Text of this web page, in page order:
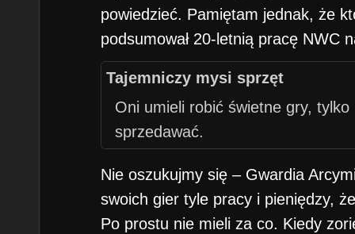
powiedzieć. Pamiętam jednak, że
podsumował 20-letnią pracę NWC
Tajemniczy mysi sprzęt
Oni umieli robić świetne gry, tylko
sprzedawać.
Nie oszukujmy się – Gwardia
swoich gier tyle pracy i pieniędzy,
Po prostu nie mieli za co. Kiedy